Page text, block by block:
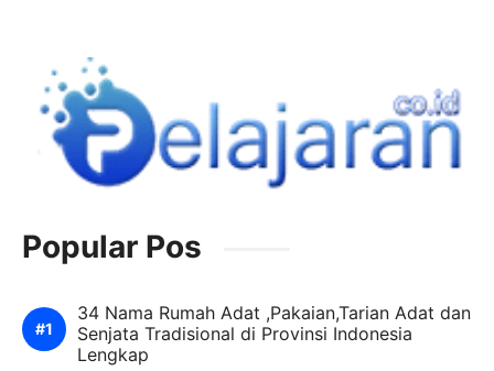
Popular Pos
34 Nama Rumah Adat ,Pakaian,Tarian Adat dan
Senjata Tradisional di Provinsi Indonesia
Lengkap